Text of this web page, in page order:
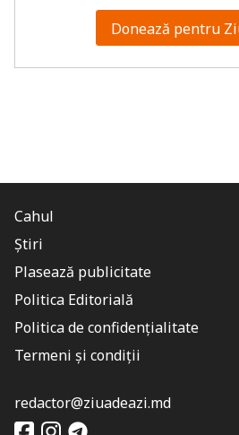
Donează pentru
Cahul
Știri
Plasează publicitate
Politica Editorială
Politica de confidențialitate
Termeni și condiții
redactor@ziuadeazi.md